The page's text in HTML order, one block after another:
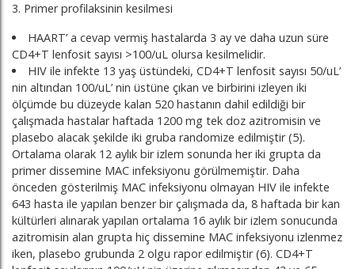
3. Primer profilaksinin kesilmesi
HAART’ a cevap vermiş hastalarda 3 ay ve daha uzun süre
CD4+T lenfosit sayısı >100/uL olursa kesilmelidir.
HIV ile infekte 13 yaş üstündeki, CD4+T lenfosit sayısı 50/uL’
nin altından 100/uL’ nin üstüne çıkan ve birbirini izleyen iki
ölçümde bu düzeyde kalan 520 hastanın dahil edildiği bir
çalışmada hastalar haftada 1200 mg tek doz azitromisin ve
plasebo alacak şekilde iki gruba randomize edilmiştir (5).
Ortalama olarak 12 aylık bir izlem sonunda her iki grupta da
primer dissemine MAC infeksiyonu görülmemiştir. Daha
önceden gösterilmiş MAC infeksiyonu olmayan HIV ile infekte
643 hasta ile yapılan benzer bir çalışmada da, 8 haftada bir kan
kültürleri alınarak yapılan ortalama 16 aylık bir izlem sonucunda
azitromisin alan grupta hiç dissemine MAC infeksiyonu izlenmez
iken, plasebo grubunda 2 olgu rapor edilmiştir (6). CD4+T